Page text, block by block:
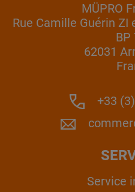
MÜPRO
Rue Camille Guérin
BP
62031
+33
Service